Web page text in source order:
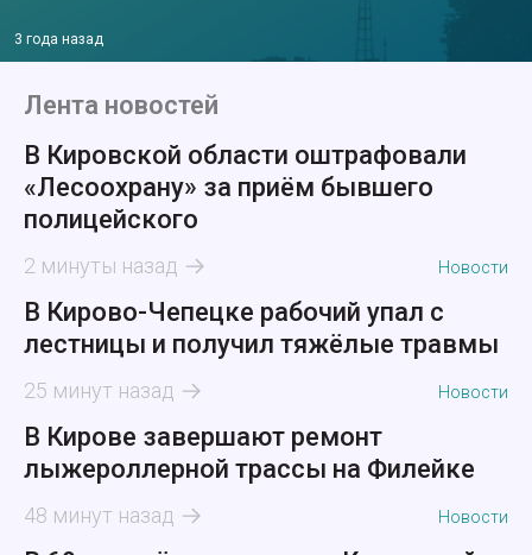
3 года назад
Лента новостей
В Кировской области оштрафовали
«Лесоохрану» за приём бывшего
полицейского
2 минуты назад Новости
В Кирово-Чепецке рабочий упал с
лестницы и получил тяжёлые травмы
25 минут назад Новости
В Кирове завершают ремонт
лыжероллерной трассы на Филейке
48 минут назад Новости